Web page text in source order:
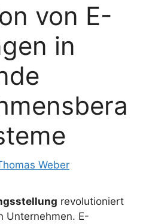
von E-
in
Weber
revolutioniert
Unternehmen. E-